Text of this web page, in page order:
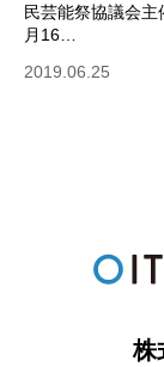
民芸能祭協議会主
月16…
2019.06.25
株